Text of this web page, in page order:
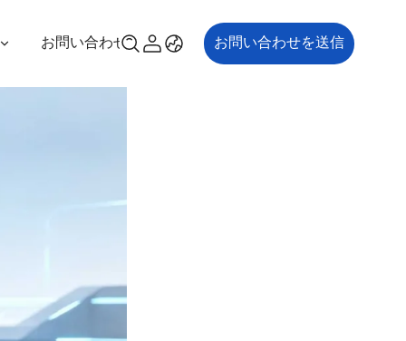
お問い合わせ お問い合わせを送信